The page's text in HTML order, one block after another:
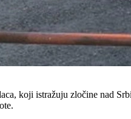
koji istražuju zločine nad